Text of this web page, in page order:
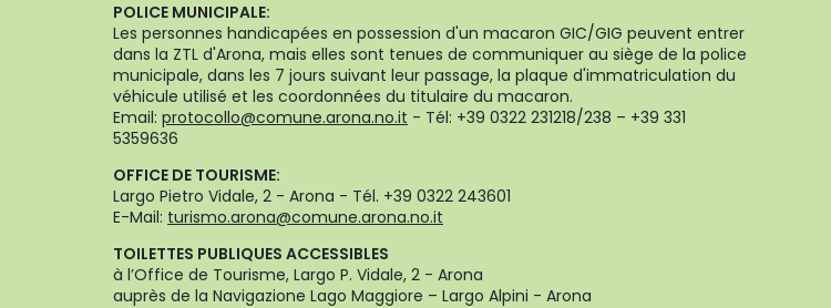
POLICE MUNICIPALE:
Les personnes handicapées en possession d'un macaron GIC/GIG peuvent entrer
dans la ZTL d'Arona, mais elles sont tenues de communiquer au siège de la police
municipale, dans les 7 jours suivant leur passage, la plaque d'immatriculation du
véhicule utilisé et les coordonnées du titulaire du macaron.
Email: protocollo@comune.arona.no.it - Tél: +39 0322 231218/238 – +39 331
5359636
OFFICE DE TOURISME:
Largo Pietro Vidale, 2 - Arona - Tél. +39 0322 243601
E-Mail: turismo.arona@comune.arona.no.it
TOILETTES PUBLIQUES ACCESSIBLES
à l’Office de Tourisme, Largo P. Vidale, 2 - Arona
auprès de la Navigazione Lago Maggiore – Largo Alpini - Arona